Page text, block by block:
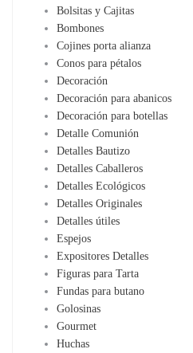
Bolsitas y Cajitas
Bombones
Cojines porta alianza
Conos para pétalos
Decoración
Decoración para abanicos
Decoración para botellas
Detalle Comunión
Detalles Bautizo
Detalles Caballeros
Detalles Ecológicos
Detalles Originales
Detalles útiles
Espejos
Expositores Detalles
Figuras para Tarta
Fundas para butano
Golosinas
Gourmet
Huchas